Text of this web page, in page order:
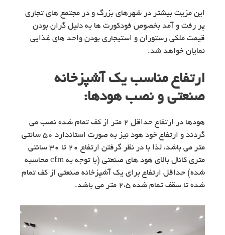
این مزیت بیشتر در شهرهای بزرگ و در مجتمع های تجاری
پر رفت و آمد بخصوص فودکورت ها به دلیل گران بودن
قیمت ملکی رستوران و استیجاری بودن واحد های غذایی
نمایان خواهد شد.
ارتفاع مناسب یک آشپزخانه
صنعتی و نصب هودها:
هودها در ارتفاع حداقل ۲ متر از کف تمام شده نصب می
گردند و ارتفاع خود هود نیز به صورت استاندارد ۵۰ سانتی
متر می باشد، لذا با در نظر گرفتن ارتفاع ۲۰ تا ۳۰ سانتی
متری کانال بالای هود های صنعتی (با توجه به cfm محاسبه
شده) حداقل ارتفاع برای یک آشپزخانه صنعتی از کف تمام
شده تا سقف تمام شده ۲،۵ متر می باشد.